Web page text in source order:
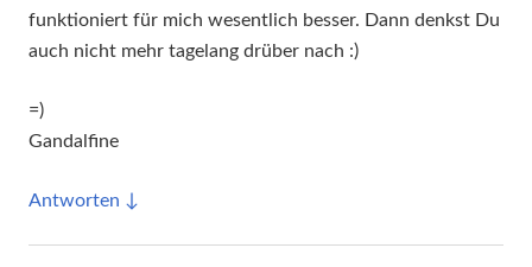
funktioniert für mich wesentlich besser. Dann denkst Du
auch nicht mehr tagelang drüber nach :)
=)
Gandalfine
Antworten